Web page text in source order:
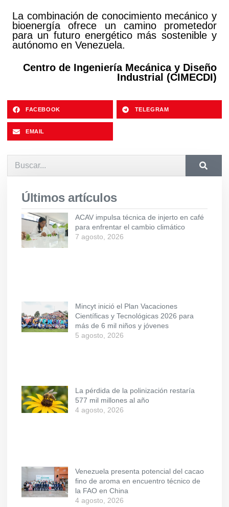
La combinación de conocimiento mecánico y
bioenergía ofrece un camino prometedor
para un futuro energético más sostenible y
autónomo en Venezuela.
Centro de Ingeniería Mecánica y Diseño
Industrial (CIMECDI)
FACEBOOK TELEGRAM
EMAIL
Últimos artículos
ACAV impulsa técnica de injerto en café
para enfrentar el cambio climático
7 agosto, 2026
Mincyt inició el Plan Vacaciones
Científicas y Tecnológicas 2026 para
más de 6 mil niños y jóvenes
5 agosto, 2026
La pérdida de la polinización restaría
577 mil millones al año
4 agosto, 2026
Venezuela presenta potencial del cacao
fino de aroma en encuentro técnico de
la FAO en China
4 agosto, 2026